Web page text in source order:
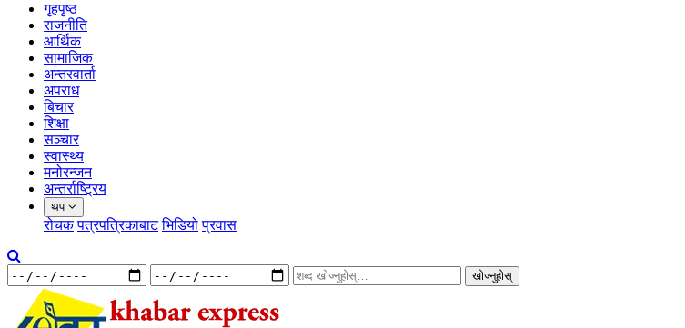
गृहपृष्ठ
राजनीति
आर्थिक
सामाजिक
अन्तरवार्ता
अपराध
बिचार
शिक्षा
सञ्चार
स्वास्थ्य
मनोरन्जन
अन्तर्राष्ट्रिय
थप
रोचक पत्रपत्रिकाबाट भिडियो प्रवास
खोज्नुहोस्